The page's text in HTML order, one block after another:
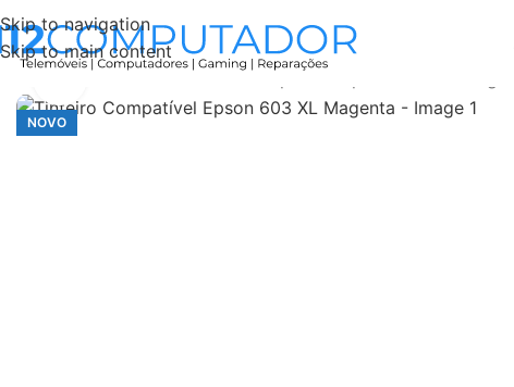
Skip to navigation
Skip to main content
NOVO